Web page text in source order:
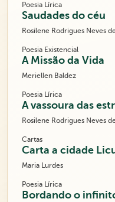
Poesia Lírica
Saudades do céu
Rosilene Rodrigues Neves
Poesia Existencial
A Missão da Vida
Meriellen Baldez
Poesia Lírica
A vassoura das
Rosilene Rodrigues Neves
Cartas
Carta a cidade
Maria Lurdes
Poesia Lírica
Bordando o